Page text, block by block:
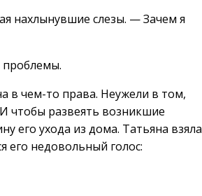
нахлынувшие слезы. — Зачем я
проблемы.
в чем-то права. Неужели в том,
чтобы развеять возникшие
его ухода из дома. Татьяна взяла
его недовольный голос: